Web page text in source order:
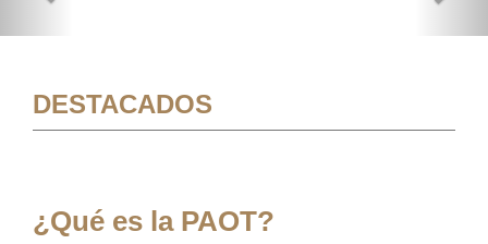
DESTACADOS
¿Qué es la PAOT?